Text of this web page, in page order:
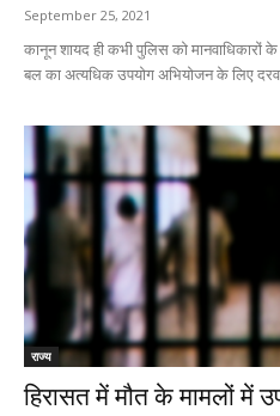
September 25, 2021
कानून शायद ही कभी पुलिस को
बल का अत्यधिक उपयोग अभियोजन के लिए
राज्य
हिरासत में मौत के मामलों में